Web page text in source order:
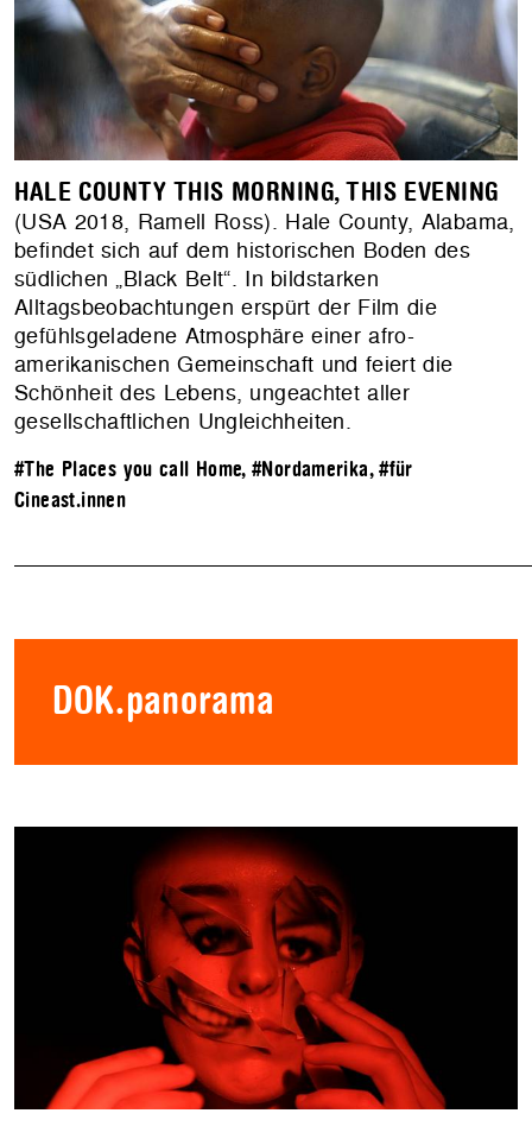
HALE COUNTY THIS MORNING, THIS EVENING
(USA 2018, Ramell Ross). Hale County, Alabama,
befindet sich auf dem historischen Boden des
südlichen „Black Belt“. In bildstarken
Alltagsbeobachtungen erspürt der Film die
gefühlsgeladene Atmosphäre einer afro-
amerikanischen Gemeinschaft und feiert die
Schönheit des Lebens, ungeachtet aller
gesellschaftlichen Ungleichheiten.
#The Places you call Home, #Nordamerika,#für
Cineast.innen
DOK.panorama